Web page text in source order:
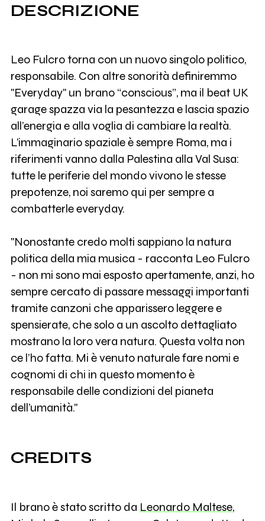
DESCRIZIONE
Leo Fulcro torna con un nuovo singolo politico,
responsabile. Con altre sonorità definiremmo
"Everyday" un brano “conscious”, ma il beat UK
garage spazza via la pesantezza e lascia spazio
all’energia e alla voglia di cambiare la realtà.
L’immaginario spaziale è sempre Roma, ma i
riferimenti vanno dalla Palestina alla Val Susa:
tutte le periferie del mondo vivono le stesse
prepotenze, noi saremo qui per sempre a
combatterle everyday.
"Nonostante credo molti sappiano la natura
politica della mia musica - racconta Leo Fulcro
- non mi sono mai esposto apertamente, anzi, ho
sempre cercato di passare messaggi importanti
tramite canzoni che apparissero leggere e
spensierate, che solo a un ascolto dettagliato
mostrano la loro vera natura. Questa volta non
ce l’ho fatta. Mi è venuto naturale fare nomi e
cognomi di chi in questo momento è
responsabile delle condizioni del pianeta
dell’umanità."
CREDITS
Il brano è stato scritto da Leonardo Maltese,